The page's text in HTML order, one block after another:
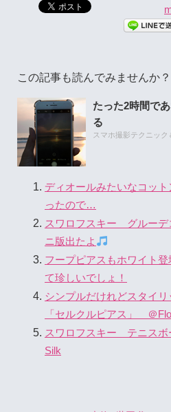
この記事も読んでみませんか？
たった2時間で
る
スマホ撮影テクニッ
ディオールみたいなコッ
ったので…
スワロフスキー グルーデ
ニ版出たよ
フープピアスもホワイト
て珍しいでしょ！
シンプルだけれどスタイ
「セルクルピアス」 ＠
スワロフスキー テニス
Silk